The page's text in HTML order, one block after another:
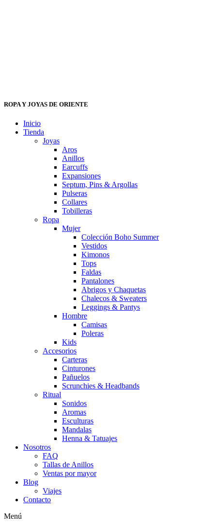
ROPA Y JOYAS DE ORIENTE
Inicio
Tienda
Joyas
Aros
Anillos
Earcuffs
Expansiones
Septum, Pins & Argollas
Pulseras
Collares
Tobilleras
Ropa
Mujer
Colección Boho Summer
Vestidos
Kimonos
Tops
Faldas
Pantalones
Abrigos y Chaquetas
Chalecos & Sweaters
Leggings & Pantys
Hombre
Camisas
Poleras
Kids
Accesorios
Carteras
Cinturones
Pañuelos
Scrunchies & Headbands
Ritual
Sonidos
Aromas
Esculturas
Mandalas
Henna & Tatuajes
Nosotros
FAQ
Tallas de Anillos
Ventas por mayor
Blog
Viajes
Contacto
Menú